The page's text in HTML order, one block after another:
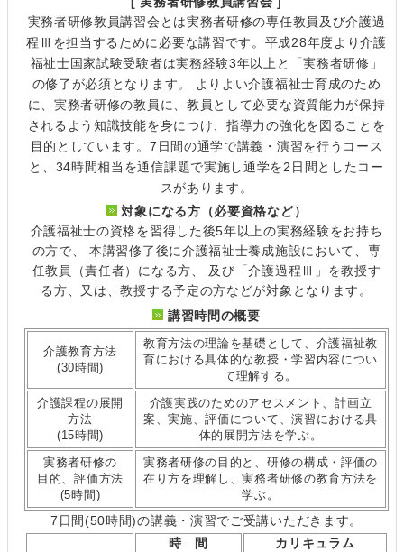
実務者研修教員講習会とは実務者研修の専任教員及び介護過
程Ⅲを担当するために必要な講習です。平成28年度より介護
福祉士国家試験受験者は実務経験3年以上と「実務者研修」
の修了が必須となります。 よりよい介護福祉士育成のため
に、実務者研修の教員に、教員として必要な資質能力が保持
されるよう知識技能を身につけ、指導力の強化を図ることを
目的としています。7日間の通学で講義・演習を行うコース
と、34時間相当を通信課題で実施し通学を2日間としたコー
スがあります。
対象になる方（必要資格など）
介護福祉士の資格を習得した後5年以上の実務経験をお持ち
の方で、 本講習修了後に介護福祉士養成施設において、専
任教員（責任者）になる方、 及び「介護過程Ⅲ」を教授す
る方、又は、教授する予定の方などが対象となります。
講習時間の概要
介護教育方法
(30時間)
教育方法の理論を基礎として、介護福祉教
育における具体的な教授・学習内容につい
て理解する。
介護課程の展開
方法
(15時間)
介護実践のためのアセスメント、計画立
案、実施、評価について、演習における具
体的展開方法を学ぶ。
実務者研修の
目的、評価方法
(5時間)
実務者研修の目的と、研修の構成・評価の
在り方を理解し、実務者研修の教育方法を
学ぶ。
7日間(50時間)の講義・演習でご受講いただきます。
時 間
カリキュラム